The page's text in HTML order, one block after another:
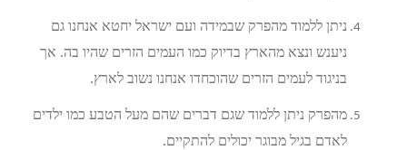
ניתן ללמוד מהפרק שבמידה ועם ישראל יחטא אנחנו גם
ניענש ונצא מהארץ בדיוק כמו העמים הזרים שהיו בה. אך
בניגוד לעמים הזרים שהוכחדו אנחנו נשוב לארץ.
מהפרק ניתן ללמוד שגם דברים שהם מעל הטבע כמו ילדים
לאדם בגיל מבוגר יכולים להתקיים.